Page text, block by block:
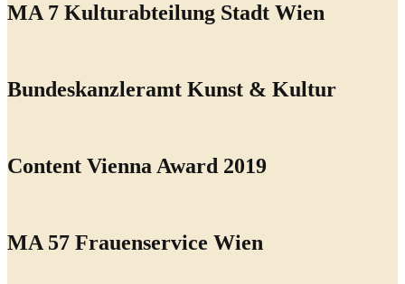
MA 7 Kulturabteilung Stadt Wien
Bundeskanzleramt Kunst & Kultur
Content Vienna Award 2019
MA 57 Frauenservice Wien